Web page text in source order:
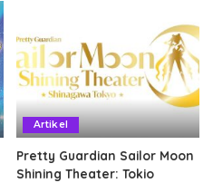
Artikel
Pretty Guardian Sailor Moon
Shining Theater: Tokio